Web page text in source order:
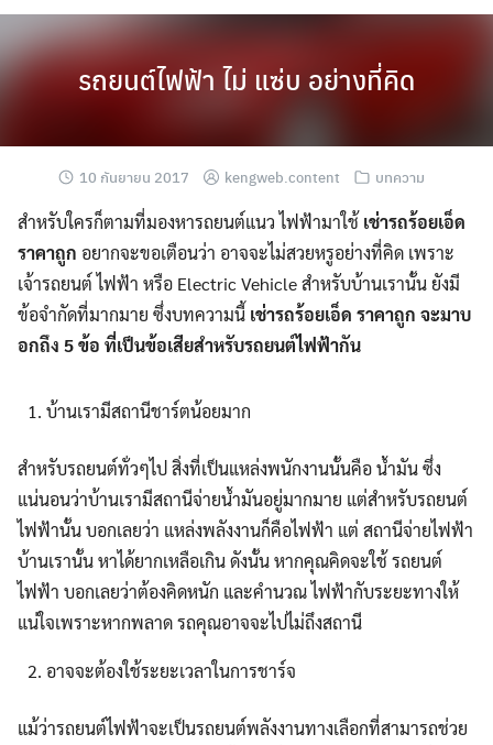
รถยนต์ไฟฟ้า ไม่ แซ่บ อย่างที่คิด
10 กันยายน 2017 kengweb.content บทความ
สำหรับใครก็ตามที่มองหารถยนต์แนว ไฟฟ้ามาใช้ เช่ารถร้อยเอ็ด
ราคาถูก อยากจะขอเตือนว่า อาจจะไม่สวยหรูอย่างที่คิด เพราะ
เจ้ารถยนต์ ไฟฟ้า หรือ Electric Vehicle สำหรับบ้านเรานั้น ยังมี
ข้อจำกัดที่มากมาย ซึ่งบทความนี้ เช่ารถร้อยเอ็ด ราคาถูก จะมาบ
อกถึง 5ข้อ ที่เป็นข้อเสียสำหรับรถยนต์ไฟฟ้ากัน
บ้านเรามีสถานีชาร์ตน้อยมาก
สำหรับรถยนต์ทั่วๆไป สิ่งที่เป็นแหล่งพนักงานนั้นคือ น้ำมัน ซึ่ง
แน่นอนว่าบ้านเรามีสถานีจ่ายน้ำมันอยู่มากมาย แต่สำหรับรถยนต์
ไฟฟ้านั้น บอกเลยว่า แหล่งพลังงานก็คือไฟฟ้า แต่ สถานีจ่ายไฟฟ้า
บ้านเรานั้น หาได้ยากเหลือเกิน ดังนั้น หากคุณคิดจะใช้ รถยนต์
ไฟฟ้า บอกเลยว่าต้องคิดหนัก และคำนวณ ไฟฟ้ากับระยะทางให้
แน่ใจเพราะหากพลาด รถคุณอาจจะไปไม่ถึงสถานี
อาจจะต้องใช้ระยะเวลาในการชาร์จ
แม้ว่ารถยนต์ไฟฟ้าจะเป็นรถยนต์พลังงานทางเลือกที่สามารถช่วย